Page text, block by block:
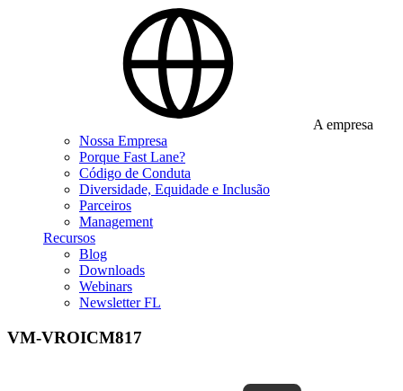
A empresa
Nossa Empresa
Porque Fast Lane?
Código de Conduta
Diversidade, Equidade e Inclusão
Parceiros
Management
Recursos
Blog
Downloads
Webinars
Newsletter FL
VM-VROICM817